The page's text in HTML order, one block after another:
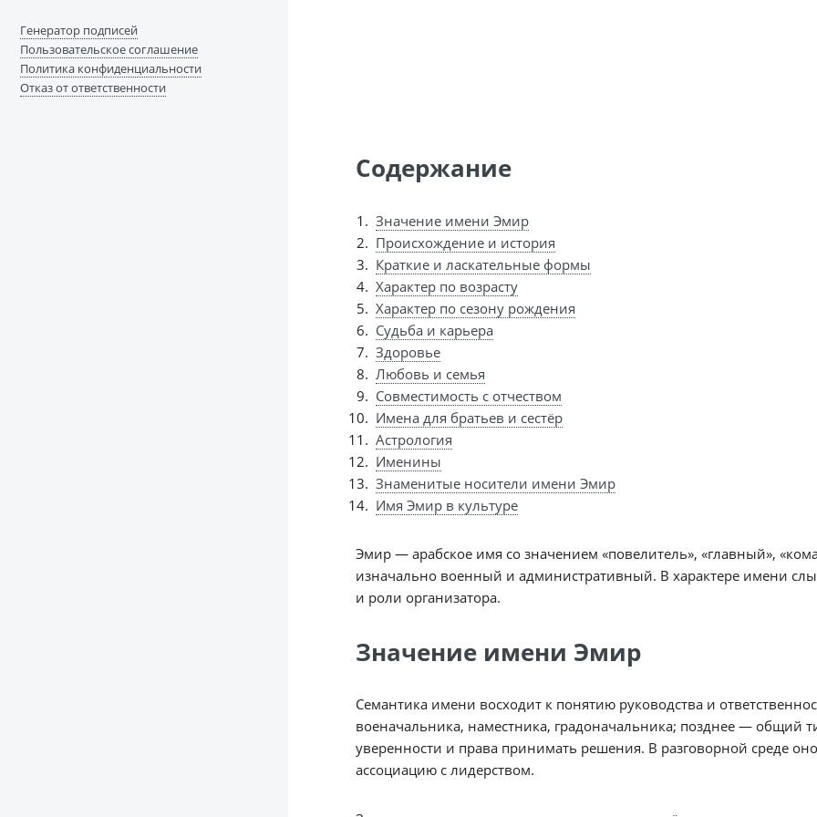
Содержание
Значение имени Эмир
Происхождение и история
Краткие и ласкательные формы
Характер по возрасту
Характер по сезону рождения
Судьба и карьера
Здоровье
Любовь и семья
Совместимость с отчеством
Имена для братьев и сестёр
Астрология
Именины
Знаменитые носители имени Эмир
Имя Эмир в культуре
Эмир — арабское имя со значением «повелитель», «главный»,
изначально военный и административный. В характере имени
и роли организатора.
Значение имени Эмир
Семантика имени восходит к понятию руководства и
военачальника, наместника, градоначальника; позднее — общий
уверенности и права принимать решения. В разговорной среде
ассоциацию с лидерством.
Генератор подписей
Пользовательское соглашение
Политика конфиденциальности
Отказ от ответственности